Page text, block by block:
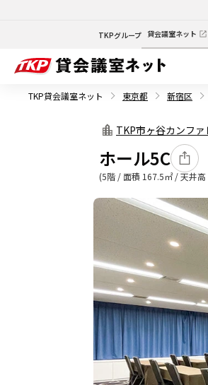
TKPグループ 貸会議室ネット
TKP貸会議室ネット 東京都 新宿区
TKP市ヶ谷カンフ
ホール5C
(5階 / 面積 167.5㎡ / 天井高